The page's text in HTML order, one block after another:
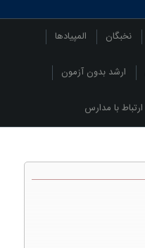
نخبگان المپیادها
ارشد بدون آزمون
ارتباط با مدارس